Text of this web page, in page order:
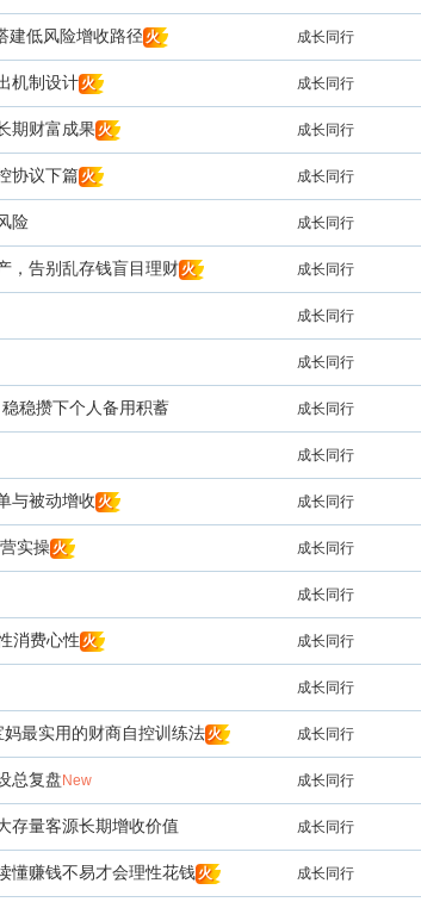
建低风险增收路径 火 成长同行
机制设计 火 成长同行
期财富成果 火 成长同行
协议下篇 火 成长同行
险 成长同行
，告别乱存钱盲目理财 火 成长同行
成长同行
成长同行
稳攒下个人备用积蓄 成长同行
成长同行
与被动增收 火 成长同行
实操 火 成长同行
成长同行
消费心性 火 成长同行
成长同行
最实用的财商自控训练法 火 成长同行
总复盘 New 成长同行
存量客源长期增收价值 成长同行
懂赚钱不易才会理性花钱 火 成长同行